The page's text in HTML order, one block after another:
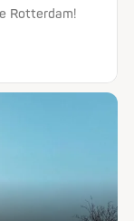
Rotterdam!